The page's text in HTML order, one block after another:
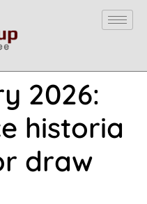
2026:
historia
draw